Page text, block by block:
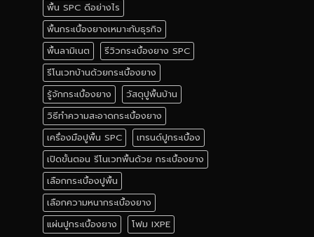
พื้น SPC ดีอย่างไร
พื้นกระเบื้องยางเหมาะกับธุรกิจ
พื้นลามิเนต
รีวิวกระเบื้องยาง SPC
รีโนเวทบ้านด้วยกระเบื้องยาง
รู้จักกระเบื้องยาง
วัสดุปูพื้นบ้าน
วิธีทำความสะอาดกระเบื้องยาง
เครื่องมือปูพื้น SPC
เทรนด์ปูกระเบื้อง
เปิดขั้นตอน รีโนเวทพื้นด้วย กระเบื้องยาง
เลือกกระเบื้องปูพื้น
เลือกความหนากระเบื้องยาง
แผ่นปูกระเบื้องยาง
โฟม IXPE